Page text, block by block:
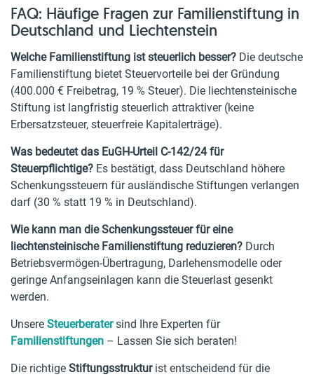
FAQ: Häufige Fragen zur Familienstiftung in
Deutschland und Liechtenstein
Welche Familienstiftung ist steuerlich besser? Die deutsche
Familienstiftung bietet Steuervorteile bei der Gründung
(400.000 € Freibetrag, 19 % Steuer). Die liechtensteinische
Stiftung ist langfristig steuerlich attraktiver (keine
Erbersatzsteuer, steuerfreie Kapitalerträge).
Was bedeutet das EuGH-Urteil C-142/24 für
Steuerpflichtige? Es bestätigt, dass Deutschland höhere
Schenkungssteuern für ausländische Stiftungen verlangen
darf (30 % statt 19 % in Deutschland).
Wie kann man die Schenkungssteuer für eine
liechtensteinische Familienstiftung reduzieren? Durch
Betriebsvermögen-Übertragung, Darlehensmodelle oder
geringe Anfangseinlagen kann die Steuerlast gesenkt
werden.
Unsere Steuerberatersind Ihre Experten für
Familienstiftungen – Lassen Sie sich beraten!
Die richtige Stiftungsstrukturist entscheidend für die